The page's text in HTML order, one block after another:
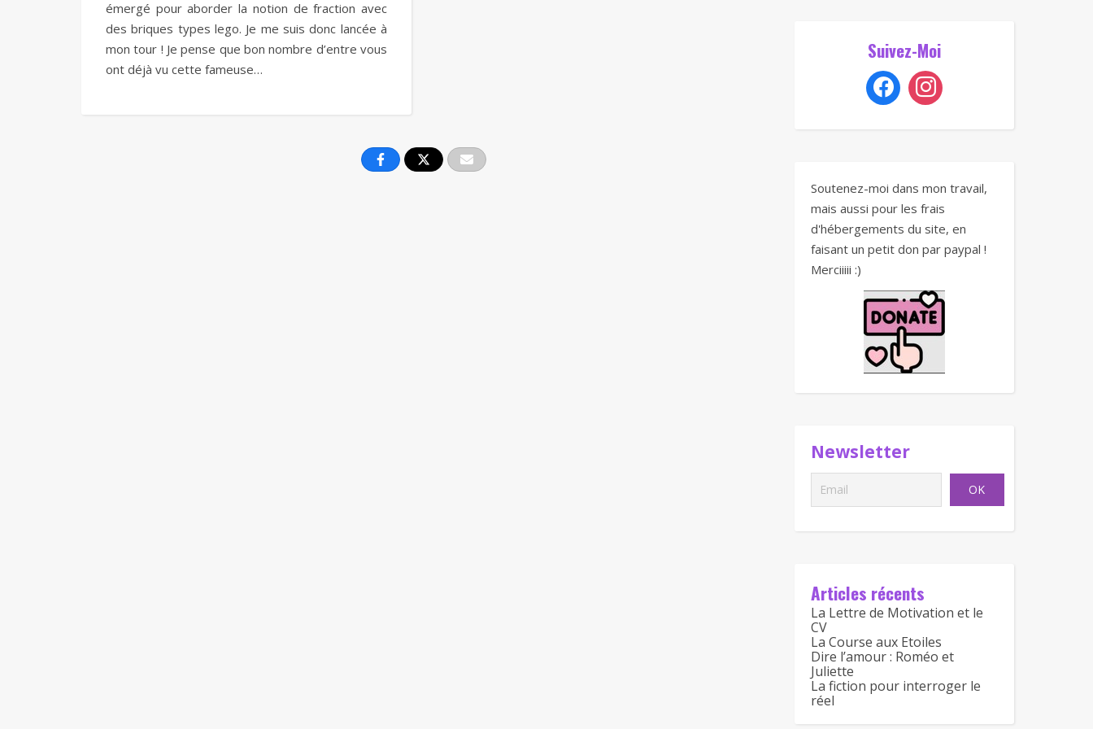
émergé pour aborder la notion de fraction avec
des briques types lego. Je me suis donc lancée à
mon tour ! Je pense que bon nombre d’entre vous
ont déjà vu cette fameuse…
Suivez-Moi
Soutenez-moi dans mon travail,
mais aussi pour les frais
d'hébergements du site, en
faisant un petit don par paypal !
Merciiiii :)
Newsletter
Articles récents
La Lettre de Motivation et le
CV
La Course aux Etoiles
Dire l’amour : Roméo et
Juliette
La fiction pour interroger le
réel